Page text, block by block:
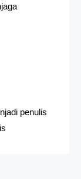
penulis